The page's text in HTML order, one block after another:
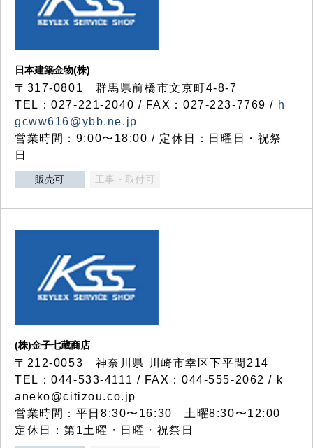
日本建築金物(株)
〒317‐0801 群馬県前橋市文京町4-8-7
TEL：027-221-2040 / FAX：027-223-7769 / h
gcww616@ybb.ne.jp
営業時間：9:00〜18:00 / 定休日：日曜日・祝祭
日
販売可 工事・取付可
(株)金子七蔵商店
〒212-0053 神奈川県 川崎市幸区下平間214
TEL：044-533-4111 / FAX：044-555-2062 / k
aneko@citizou.co.jp
営業時間：平日8:30〜16:30 土曜8:30〜12:00
定休日：第1土曜・日曜・祝祭日